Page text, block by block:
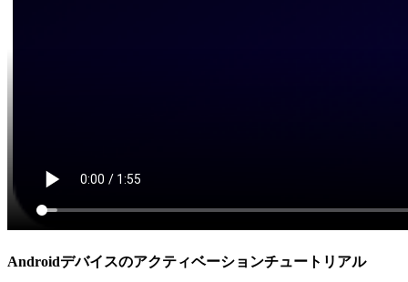
Androidデバイスのアクティベーションチュートリアル